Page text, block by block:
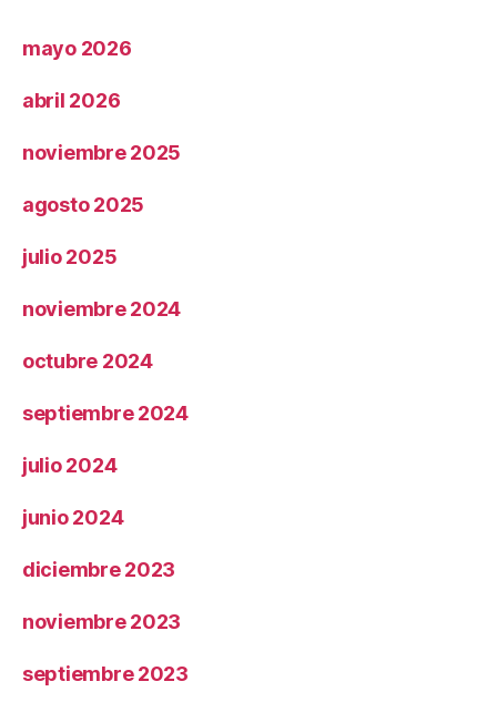
mayo 2026
abril 2026
noviembre 2025
agosto 2025
julio 2025
noviembre 2024
octubre 2024
septiembre 2024
julio 2024
junio 2024
diciembre 2023
noviembre 2023
septiembre 2023